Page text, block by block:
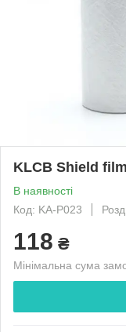
KLCB Shield
В наявності
Код: KA-P023
118 ₴
Мінімальна сума